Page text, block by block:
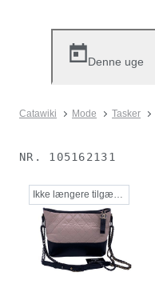
Denne uge
Catawiki Mode Tasker
NR. 105162131
Ikke længere tilgængelig